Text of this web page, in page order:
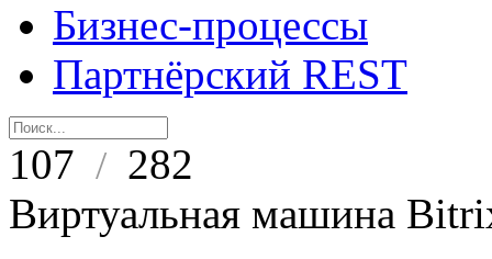
Бизнес-процессы
Партнёрский REST
107 / 282
Виртуальная машина